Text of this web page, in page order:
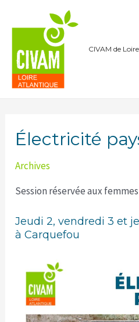
CIVAM de
Électricité
Archives
Session réservée aux femmes
Jeudi 2, vendredi 3 et
à Carquefou